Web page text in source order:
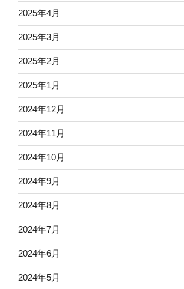
2025年4月
2025年3月
2025年2月
2025年1月
2024年12月
2024年11月
2024年10月
2024年9月
2024年8月
2024年7月
2024年6月
2024年5月